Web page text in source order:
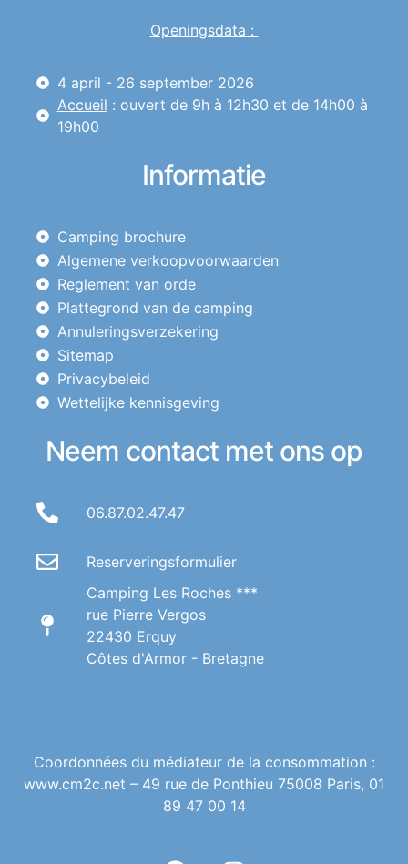
Openingsdata :
4 april - 26 september 2026
Accueil : ouvert de 9h à 12h30 et de 14h00 à
19h00
Informatie
Camping brochure
Algemene verkoopvoorwaarden
Reglement van orde
Plattegrond van de camping
Annuleringsverzekering
Sitemap
Privacybeleid
Wettelijke kennisgeving
Neem contact met ons op
06.87.02.47.47
Reserveringsformulier
Camping Les Roches ***
rue Pierre Vergos
22430 Erquy
Côtes d'Armor - Bretagne
Coordonnées du médiateur de la consommation :
www.cm2c.net – 49 rue de Ponthieu 75008 Paris, 01
89 47 00 14